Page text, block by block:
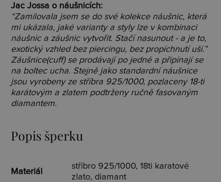
Jac Jossa o náušnicích:
“Zamilovala jsem se do své kolekce náušnic, která
mi ukázala, jaké varianty a styly lze v kombinaci
náušnic a záušnic vytvořit. Stačí nasunout - a je to,
exotický vzhled bez piercingu, bez propíchnutí uší.”
Záušnice(cuff) se prodávají po jedné a připínají se
na boltec ucha. Stejně jako standardní náušnice
jsou vyrobeny ze stříbra 925/1000, pozlaceny 18-ti
karátovým a zlatem podtrženy ručně fasovaným
diamantem.
Popis šperku
Materiál
stříbro 925/1000, 18ti karatové
zlato, diamant